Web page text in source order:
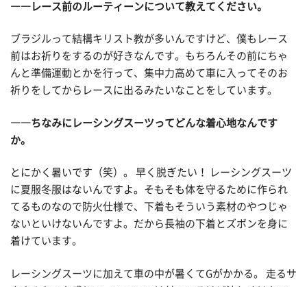
――レース前のルーティーンについて教えてください。
ブラジルって結構キリスト教が多いんですけど、僕もレース
前はお祈りをするのが好きなんです。もちろんその前にちゃ
んと準備運動とかを行って、集中力高めて車に入ってそのお
祈りをしてからレースに出るみたいなことをしています。
――ちなみにレーシングスーツってどんな着心地なんです
か。
とにかく暑いです（笑）。 早く脱ぎたい！ レーシングスーツ
に夏服冬服はないんですよ。そもそも体を守るために作られ
てるものなので防火仕様で、下着もそういう素材のやつじゃ
ないといけないんですよ。だから長袖の下着とズボンを身に
着けています。
レーシングスーツに加えて車の中が暑くてGがかかる。 走るサ